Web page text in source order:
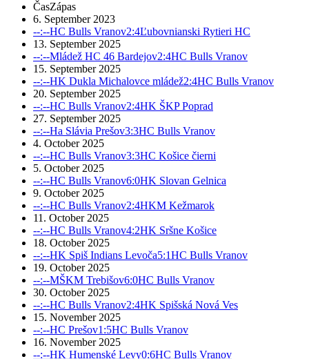
ČasZápas
6. September 2023
--:--HC Bulls Vranov2:4Ľubovnianski Rytieri HC
13. September 2025
--:--Mládež HC 46 Bardejov2:4HC Bulls Vranov
15. September 2025
--:--HK Dukla Michalovce mládež2:4HC Bulls Vranov
20. September 2025
--:--HC Bulls Vranov2:4HK ŠKP Poprad
27. September 2025
--:--Ha Slávia Prešov3:3HC Bulls Vranov
4. October 2025
--:--HC Bulls Vranov3:3HC Košice čierni
5. October 2025
--:--HC Bulls Vranov6:0HK Slovan Gelnica
9. October 2025
--:--HC Bulls Vranov2:4HKM Kežmarok
11. October 2025
--:--HC Bulls Vranov4:2HK Sršne Košice
18. October 2025
--:--HK Spiš Indians Levoča5:1HC Bulls Vranov
19. October 2025
--:--MŠKM Trebišov6:0HC Bulls Vranov
30. October 2025
--:--HC Bulls Vranov2:4HK Spišská Nová Ves
15. November 2025
--:--HC Prešov1:5HC Bulls Vranov
16. November 2025
--:--HK Humenské Levy0:6HC Bulls Vranov